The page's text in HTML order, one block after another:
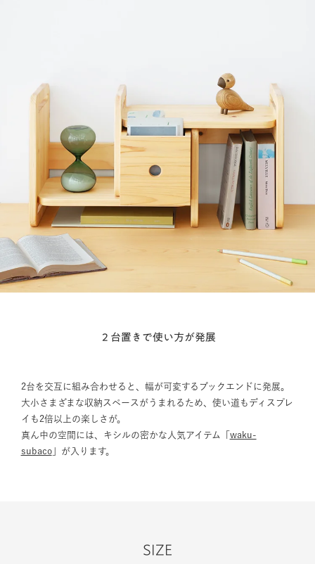
２台置きで使い方が発展
2台を交互に組み合わせると、幅が可変するブックエンドに発展。
大小さまざまな収納スペースがうまれるため、使い道もディスプレ
イも2倍以上の楽しさが。
真ん中の空間には、キシルの密かな人気アイテム「 waku-
subaco」が入ります。
SIZE